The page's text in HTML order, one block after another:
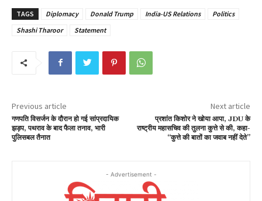
TAGS Diplomacy Donald Trump India-US Relations
Politics
Shashi Tharoor
Statement
Previous article
गणपति विसर्जन के दौरान हो गई सांप्रदायिक
झड़प, पथराव के बाद फैला तनाव, भारी
पुलिसबल तैनात
Next article
प्रशांत किशोर ने खोया आपा, JDU के
राष्ट्रीय महासचिव की तुलना कुत्ते से की, कहा-
“कुत्ते की बातों का जवाब नहीं देते”
- Advertisement -